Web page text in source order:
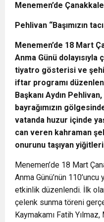
Menemen’de
Pehlivan “Başımızın
Menemen’de 18 Mart
Anma Günü
tiyatro gösterisi ve
iftar programı
Başkanı Aydın
bayrağımızın
vatanda huzur içinde
can veren kahraman
onurunu taşıyan
Menemen’de 18 Mart
Anma Günü’nün
etkinlik düzenlendi. İlk
çelenk sunma töreni
Kaymakamı Fatih